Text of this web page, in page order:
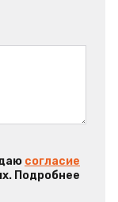
согласие
Подробнее